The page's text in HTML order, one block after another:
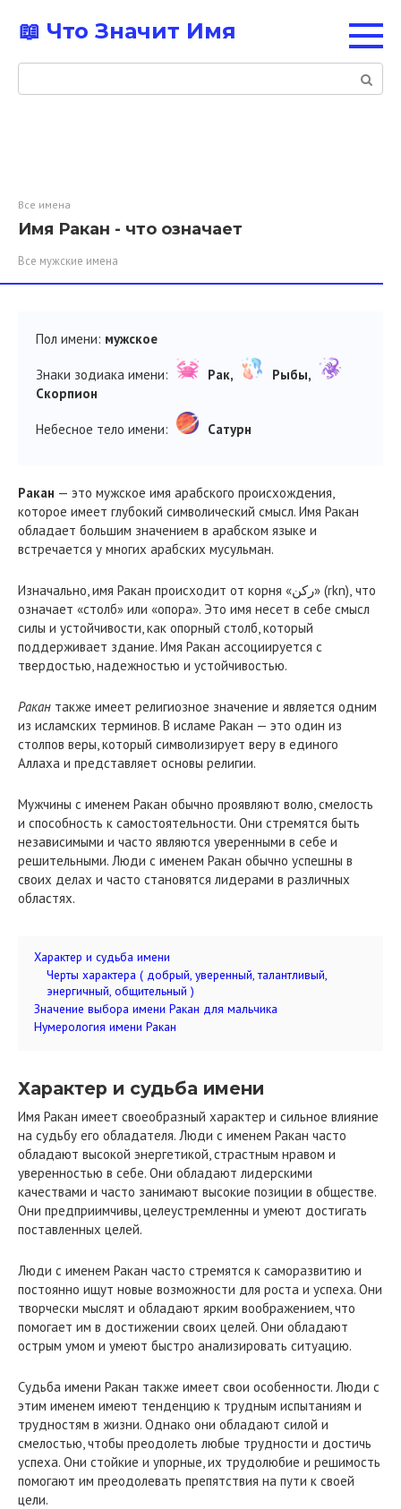
контенту
📖 Что Значит Имя
Поиск:
Все имена
Имя Ракан - что означает
Все мужские имена
Пол имени: мужское
Знаки зодиака имени: Рак,
Рыбы,
Скорпион
Небесное тело имени: Сатурн
Ракан — это мужское имя арабского происхождения,
которое имеет глубокий символический смысл. Имя Ракан
обладает большим значением в арабском языке и
встречается у многих арабских мусульман.
Изначально, имя Ракан происходит от корня «ركن» (rkn), что
означает «столб» или «опора». Это имя несет в себе смысл
силы и устойчивости, как опорный столб, который
поддерживает здание. Имя Ракан ассоциируется с
твердостью, надежностью и устойчивостью.
Ракан также имеет религиозное значение и является одним
из исламских терминов. В исламе Ракан — это один из
столпов веры, который символизирует веру в единого
Аллаха и представляет основы религии.
Мужчины с именем Ракан обычно проявляют волю, смелость
и способность к самостоятельности. Они стремятся быть
независимыми и часто являются уверенными в себе и
решительными. Люди с именем Ракан обычно успешны в
своих делах и часто становятся лидерами в различных
областях.
Характер и судьба имени
Черты характера ( добрый, уверенный, талантливый,
энергичный, общительный )
Значение выбора имени Ракан для мальчика
Нумерология имени Ракан
Характер и судьба имени
Имя Ракан имеет своеобразный характер и сильное влияние
на судьбу его обладателя. Люди с именем Ракан часто
обладают высокой энергетикой, страстным нравом и
уверенностью в себе. Они обладают лидерскими
качествами и часто занимают высокие позиции в обществе.
Они предприимчивы, целеустремленны и умеют достигать
поставленных целей.
Люди с именем Ракан часто стремятся к саморазвитию и
постоянно ищут новые возможности для роста и успеха. Они
творчески мыслят и обладают ярким воображением, что
помогает им в достижении своих целей. Они обладают
острым умом и умеют быстро анализировать ситуацию.
Судьба имени Ракан также имеет свои особенности. Люди с
этим именем имеют тенденцию к трудным испытаниям и
трудностям в жизни. Однако они обладают силой и
смелостью, чтобы преодолеть любые трудности и достичь
успеха. Они стойкие и упорные, их трудолюбие и решимость
помогают им преодолевать препятствия на пути к своей
цели.